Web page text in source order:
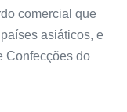
comercial que
asiáticos, e
Confecções do